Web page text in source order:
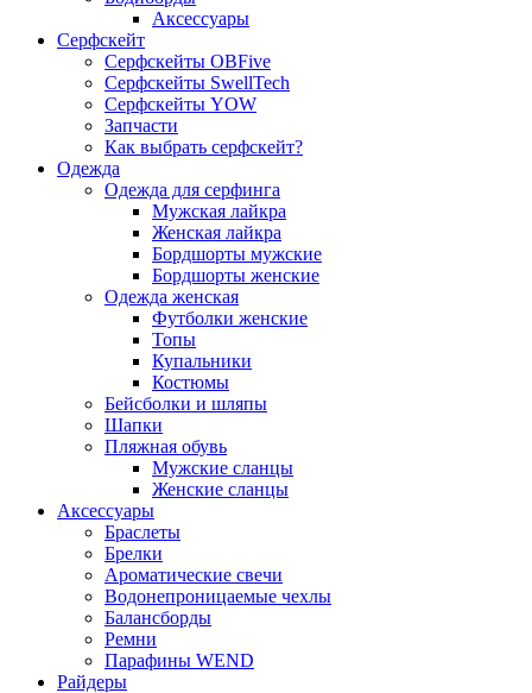
Аксессуары
Серфскейт
Серфскейты OBFive
Серфскейты SwellTech
Серфскейты YOW
Запчасти
Как выбрать серфскейт?
Одежда
Одежда для серфинга
Мужская лайкра
Женская лайкра
Бордшорты мужские
Бордшорты женские
Одежда женская
Футболки женские
Топы
Купальники
Костюмы
Бейсболки и шляпы
Шапки
Пляжная обувь
Мужские сланцы
Женские сланцы
Аксессуары
Браслеты
Брелки
Ароматические свечи
Водонепроницаемые чехлы
Балансборды
Ремни
Парафины WEND
Райдеры